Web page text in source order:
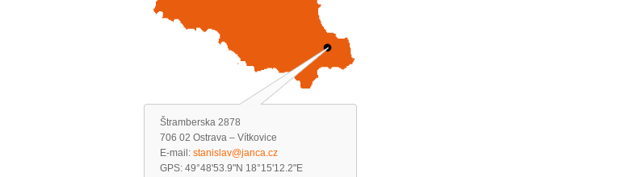
Štramberska 2878
706 02 Ostrava – Vítkovice
E-mail: stanislav@janca.cz
GPS: 49°48'53.9"N 18°15'12.2"E